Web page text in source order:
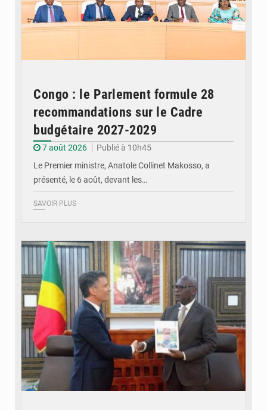
Congo : le Parlement formule 28
recommandations sur le Cadre
budgétaire 2027-2029
7 août 2026
Publié à 10h45
Le Premier ministre, Anatole Collinet Makosso, a
présenté, le 6 août, devant les…
SAVOIR PLUS